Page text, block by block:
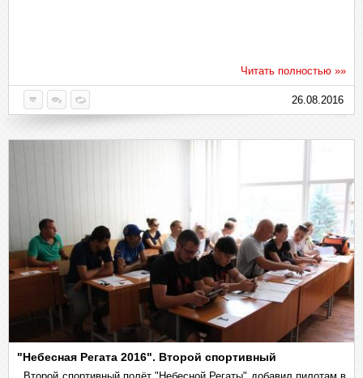
Читать полностью »»
26.08.2016
"Небесная Регата 2016". Второй спортивный